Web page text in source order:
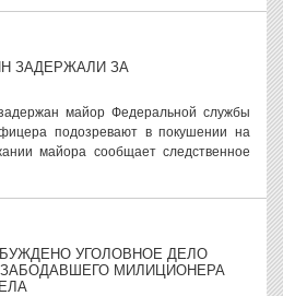
ЗАДЕРЖАЛИ ЗА
майор Федеральной службы
подозревают в покушении на
майора сообщает следственное
УГОЛОВНОЕ ДЕЛО
МИЛИЦИОНЕРА